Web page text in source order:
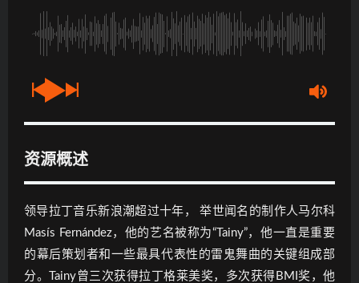
资源概述
领导拉丁音乐新浪潮超过十年， 举世闻名的制作人马尔科
Masís Fernández，他的艺名被称为“Tainy”，他一直是重要
的幕后策划者和一些最具代表性的雷鬼舞曲的关键组成部
分。Tainy曾三次获得拉丁格莱美奖，多次获得BMI奖，他